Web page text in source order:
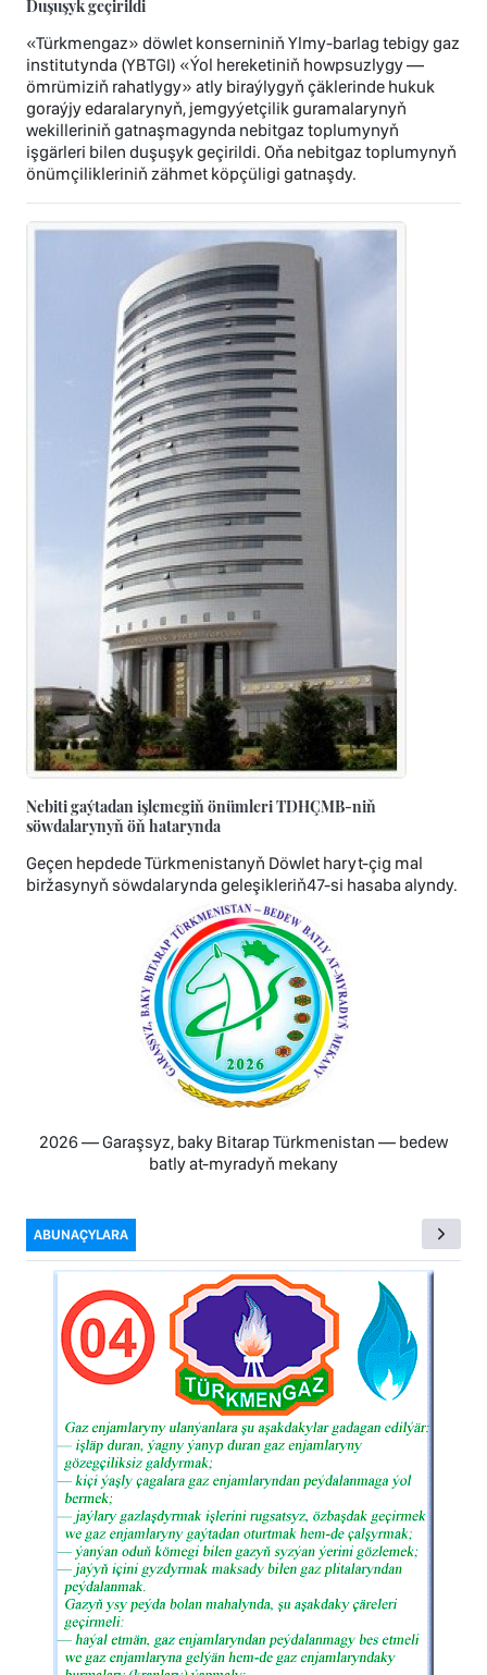
Duşuşyk geçirildi
«Türkmengaz» döwlet konserniniň Ylmy-barlag tebigy gaz
institutynda (YBTGI) «Ýol hereketiniň howpsuzlygy —
ömrümiziň rahatlygy» atly biraýlygyň çäklerinde hukuk
goraýjy edaralarynyň, jemgyýetçilik guramalarynyň
wekilleriniň gatnaşmagynda nebitgaz toplumynyň
işgärleri bilen duşuşyk geçirildi. Oňa nebitgaz toplumynyň
önümçilikleriniň zähmet köpçüligi gatnaşdy.
Nebiti gaýtadan işlemegiň önümleri TDHÇMB-niň
söwdalarynyň öň hatarynda
Geçen hepdede Türkmenistanyň Döwlet haryt-çig mal
biržasynyň söwdalarynda geleşikleriň47-si hasaba alyndy.
2026 — Garaşsyz, baky Bitarap Türkmenistan — bedew
batly at-myradyň mekany
ABUNAÇYLARA